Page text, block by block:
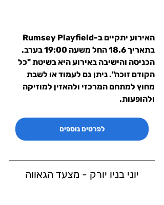
בתאריך 18.6 החל משעה 19:00 בערב.
הכניסה והישיבה באירוע היא בשיטת "כל
הקודם זוכה". ניתן גם לעמוד או לשבת
מחוץ למתחם המרכזי ולהאזין למוזיקה
ולהופעות.
לפרטים נוספים
יוני בניו יורק - מצעד הגאווה